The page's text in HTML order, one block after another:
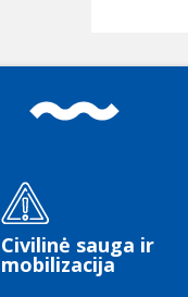
Civilinė sauga ir
mobilizacija